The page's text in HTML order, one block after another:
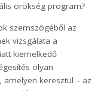
örökség program?
szemszögéből az
vizsgálata a
kiemelkedő
olyan
keresztül – az